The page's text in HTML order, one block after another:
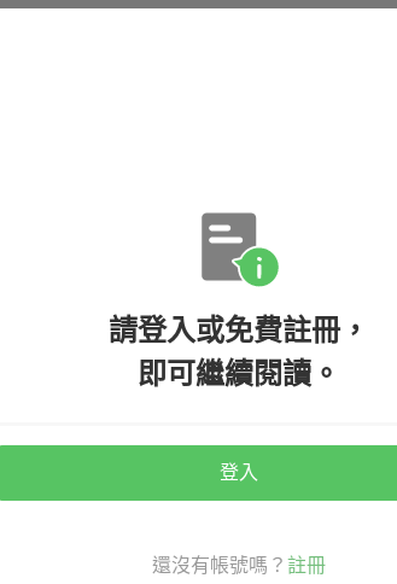
like Hay-on-Wye
海伊這種書鎮在全世界如雨後春筍般湧
來
可以參考： 【希平方上課囉】完成式
1919 by Edward W. Bullard, who
戰歸來的 Edward W. Bullard 發明了
：時態大補帖：『簡單式』與『完成
請登入或免費註冊，
即可繼續閱讀。
登入
還沒有帳號嗎？ 註冊